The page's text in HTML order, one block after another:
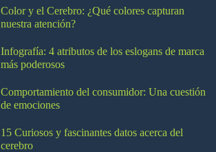
Color y el Cerebro: ¿Qué colores capturan
nuestra atención?
Infografía: 4 atributos de los eslogans de marca
más poderosos
Comportamiento del consumidor: Una cuestión
de emociones
15 Curiosos y fascinantes datos acerca del
cerebro